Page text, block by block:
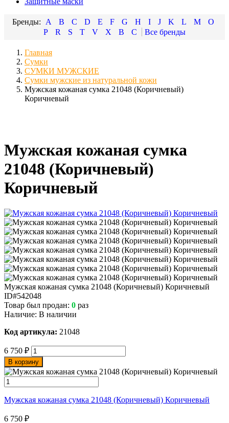
A B C D E F G H I J K L M
O
P
R S T V X В С
Главная
Сумки
СУМКИ МУЖСКИЕ
Сумки мужские из натуральной кожи
Мужская кожаная сумка 21048 (Коричневый)
Коричневый
Мужская кожаная сумка
21048 (Коричневый)
Коричневый
Мужская кожаная сумка 21048 (Коричневый) Коричневый
ID#542048
Товар был продан: 0 раз
Наличие: В наличии
Код артикула: 21048
6 750 ₽
В корзину
Мужская кожаная сумка 21048 (Коричневый) Коричневый
6 750 ₽